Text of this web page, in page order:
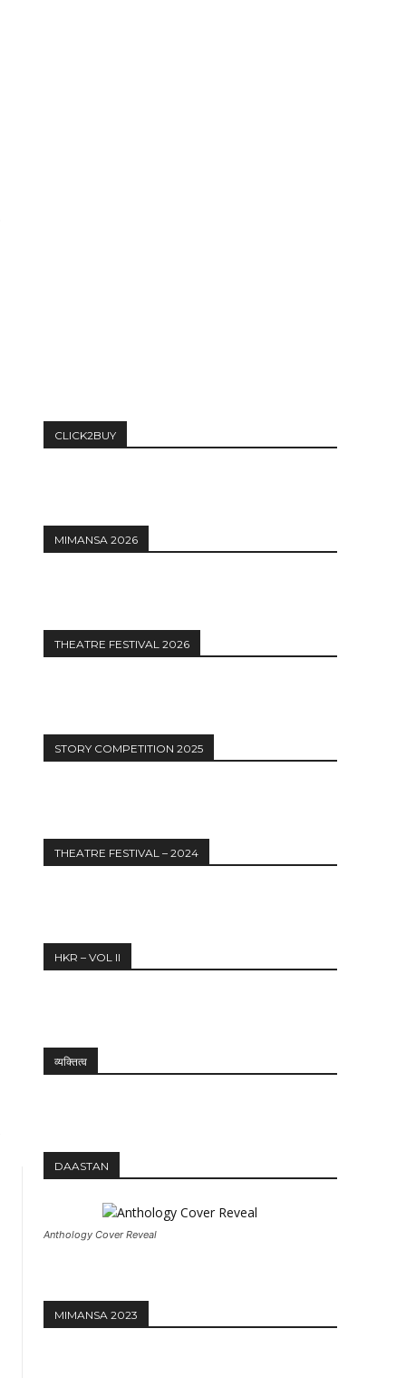
CLICK2BUY
MIMANSA 2026
THEATRE FESTIVAL 2026
STORY COMPETITION 2025
THEATRE FESTIVAL – 2024
HKR – VOL II
व्यक्तित्व
DAASTAN
Anthology Cover Reveal
MIMANSA 2023